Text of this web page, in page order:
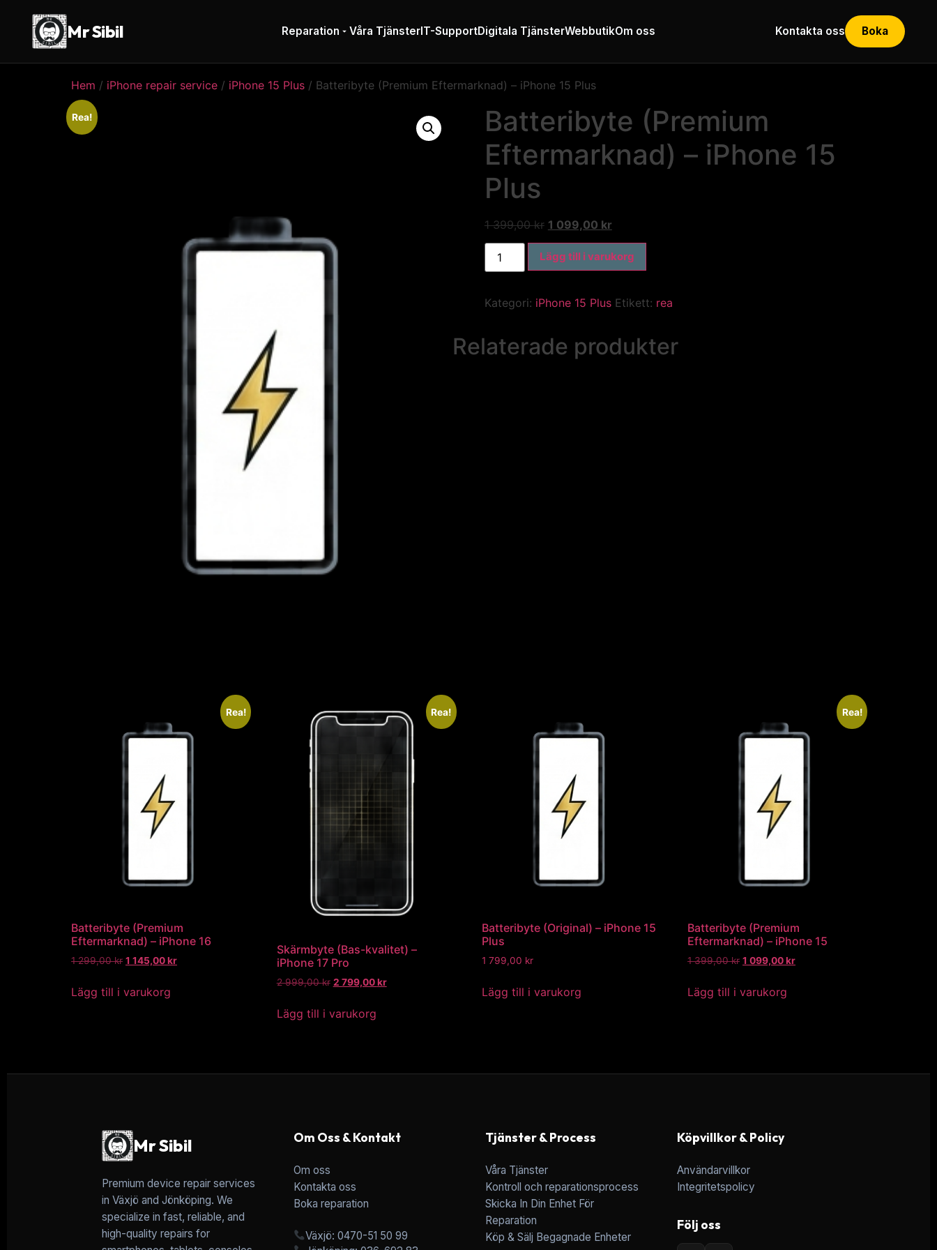
Mr Sibil Reparation Våra TjänsterIT-SupportDigitala TjänsterWebbutikOm oss Kontakta oss Boka
Hem / iPhone repair service / iPhone 15 Plus / Batteribyte (Premium Eftermarknad) – iPhone 15 Plus
Rea!
Batteribyte (Premium
Eftermarknad) – iPhone 15
Plus
1 399,00kr 1 099,00 kr
Lägg till i varukorg
Kategori: iPhone 15 Plus Etikett: rea
Relaterade produkter
Rea!
Batteribyte (Premium
Eftermarknad) – iPhone 16
1 299,00kr 1 145,00kr
Lägg till i varukorg
Rea!
Skärmbyte (Bas-kvalitet) –
iPhone 17 Pro
2 999,00kr 2 799,00kr
Lägg till i varukorg
Batteribyte (Original) – iPhone 15
Plus
1 799,00 kr
Lägg till i varukorg
Rea!
Batteribyte (Premium
Eftermarknad) – iPhone 15
1 399,00kr 1 099,00kr
Lägg till i varukorg
Mr Sibil
Premium device repair services
in Växjö and Jönköping. We
specialize in fast, reliable, and
high-quality repairs for
Om Oss & Kontakt
Om oss
Kontakta oss
Boka reparation
Växjö: 0470-51 50 99
Tjänster & Process
Våra Tjänster
Kontroll och reparationsprocess
Skicka In Din Enhet För
Reparation
Köp & Sälj Begagnade Enheter
Köpvillkor & Policy
Användarvillkor
Integritetspolicy
Följ oss